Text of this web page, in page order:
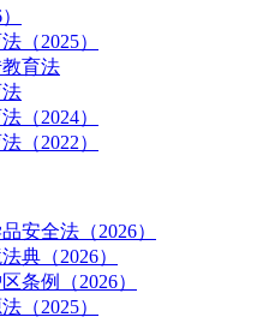
（2025）
育法
（2024）
（2022）
安全法（2026）
典（2026）
条例（2026）
（2025）